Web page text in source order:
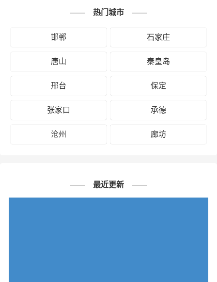
热门城市
邯郸 石家庄
唐山 秦皇岛
邢台 保定
张家口 承德
沧州 廊坊
最近更新